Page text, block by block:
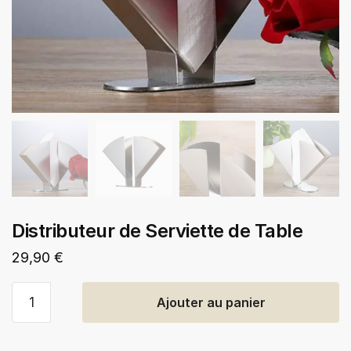
Distributeur de Serviette de Table
29,90 €
Ajouter au panier